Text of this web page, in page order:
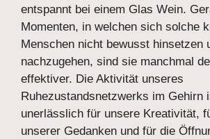
entspannt bei einem Glas Wein.
Momenten, in welchen sich solche
Menschen nicht bewusst hinsetzen
nachzugehen, sind sie manchmal
effektiver. Die Aktivität unseres
Ruhezustandsnetzwerks im Gehirn
unerlässlich für unsere Kreativität,
unserer Gedanken und für die